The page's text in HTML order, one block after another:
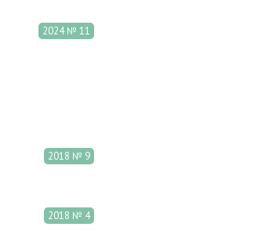
2024 № 11
2018 № 9
2018 № 4